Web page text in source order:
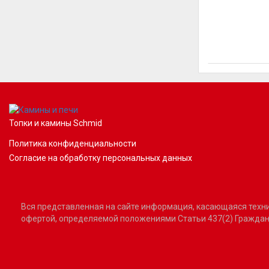
Топки и камины Schmid
Политика конфиденциальности
Согласие на обработку персональных данных
Вся представленная на сайте информация, касающаяся
офертой, определяемой положениями Статьи 437(2)